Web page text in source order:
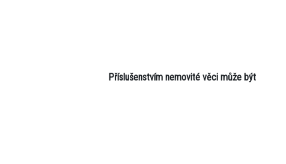
Příslušenstvím nemovité věci může být